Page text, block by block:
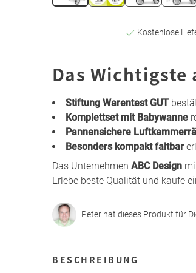
Kostenlose
Das
Stiftung Warentest GUT
Komplettset mit Babywanne
Pannensichere
Besonders kompakt faltbar
Das Unternehmen ABC Design
Erlebe beste Qualität und kaufe
Peter hat dieses Produkt für
BESCHREIBUNG